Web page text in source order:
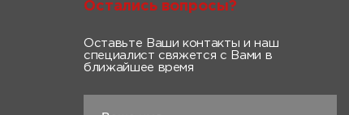
Остались вопросы?
Оставьте Ваши контакты и наш
специалист свяжется с Вами в
ближайшее время